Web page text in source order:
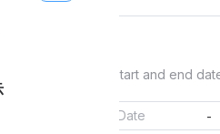
Start and end
-